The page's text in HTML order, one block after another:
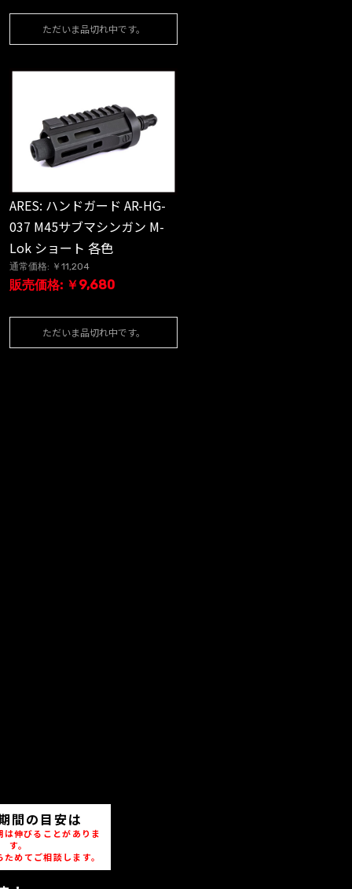
ただいま品切れ中です。
ARES: ハンドガード AR-HG-
037 M45サブマシンガン M-
Lok ショート 各色
通常価格: ￥11,204
販売価格: ￥9,680
ただいま品切れ中です。
間の目安は
は伸びることがありま
す。
めてご相談します。